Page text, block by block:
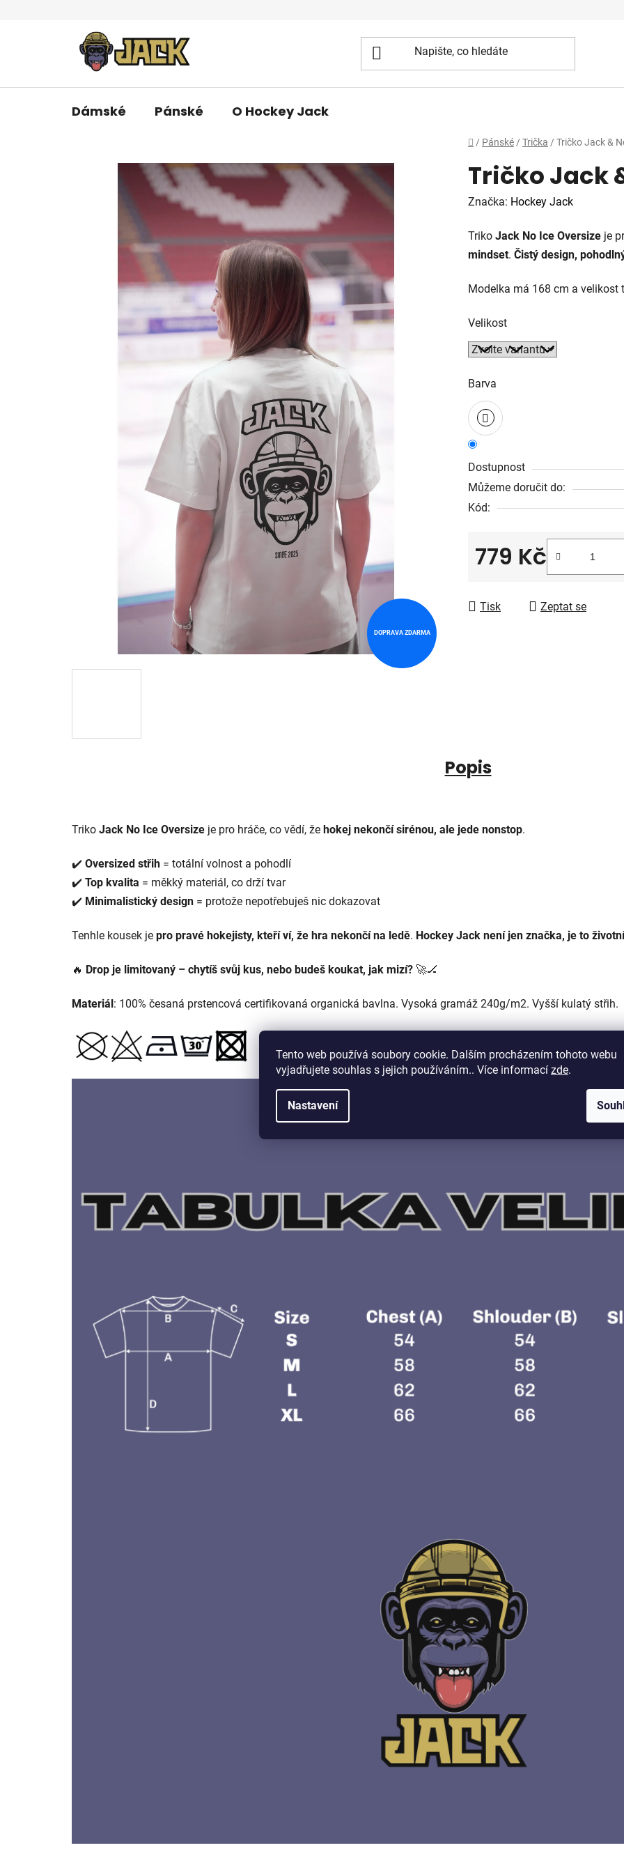
Tento web používá soubory cookie. Dalším procházením tohoto webu
vyjadřujete souhlas s jejich používáním.. Více informací zde.
Nastavení
Dámské Pánské O Hockey Jack
Domů
/ Pánské / Trička / Tričko Jack &
Tričko Jack
Značka: Hockey Jack
Triko Jack No Ice Oversize je
mindset. Čistý design,
Modelka má 168 cm a velikost
Velikost
Barva
Dostupnost
Můžeme doručit do:
Kód:
779 Kč
Tisk Zeptat se
DOPRAVA ZDARMA
Popis
Triko Jack No Ice Oversize je pro hráče, co vědí, že hokej nekončí sirénou, ale jede nonstop.
✔️ Oversized střih = totální volnost a pohodlí
✔️ Top kvalita = měkký materiál, co drží tvar
✔️ Minimalistický design = protože nepotřebuješ nic dokazovat
Tenhle kousek je pro pravé hokejisty, kteří ví, že hra nekončí na ledě. Hockey Jack není jen značka, je to
🔥 Drop je limitovaný – chytíš svůj kus, nebo budeš koukat, jak mizí? 🚀🏒
Materiál: 100% česaná prstencová certifikovaná organická bavlna. Vysoká gramáž 240g/m2. Vyšší kulatý střih.